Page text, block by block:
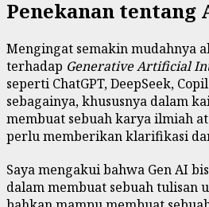
Penekanan tentang
Mengingat semakin mudahnya
terhadap Generative Artificial
seperti ChatGPT, DeepSeek,
sebagainya, khususnya dalam
membuat sebuah karya ilmiah
perlu memberikan klarifikasi
Saya mengakui bahwa Gen AI
dalam membuat sebuah tulisan